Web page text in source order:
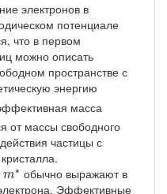
электронов в
потенциале
что в первом
можно описать
пространстве с
энергию
масса
от массы свободного
частицы с
m∗
m∗ обычно выражают в
Эффективные